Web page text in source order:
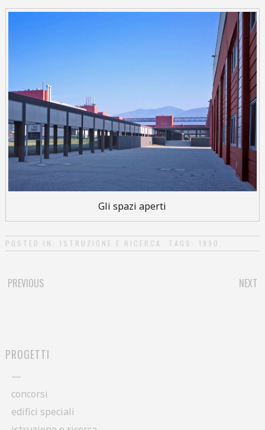
Gli spazi aperti
POSTED IN: ISTRUZIONE E RICERCA . TAGS: 1990
PREVIOUS NEXT
PROGETTI
—
concorsi
edifici speciali